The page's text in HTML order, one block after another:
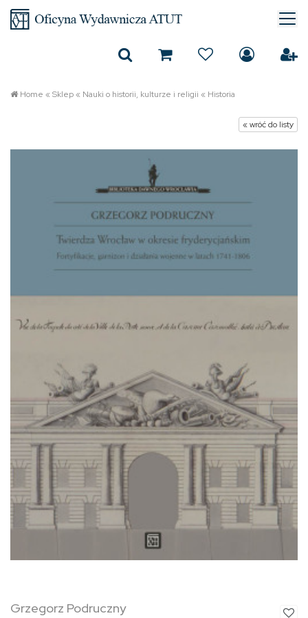
Home «Sklep« Nauki o historii, kulturze i religii « Historia
« wróć do listy
Grzegorz Podruczny